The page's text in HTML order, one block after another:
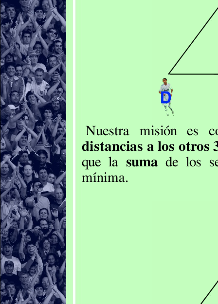
Nuestra misión es
distancias a los otros
que la suma de los
mínima.